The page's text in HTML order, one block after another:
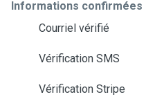
Informations confirmées
Courriel vérifié
Vérification SMS
Vérification Stripe